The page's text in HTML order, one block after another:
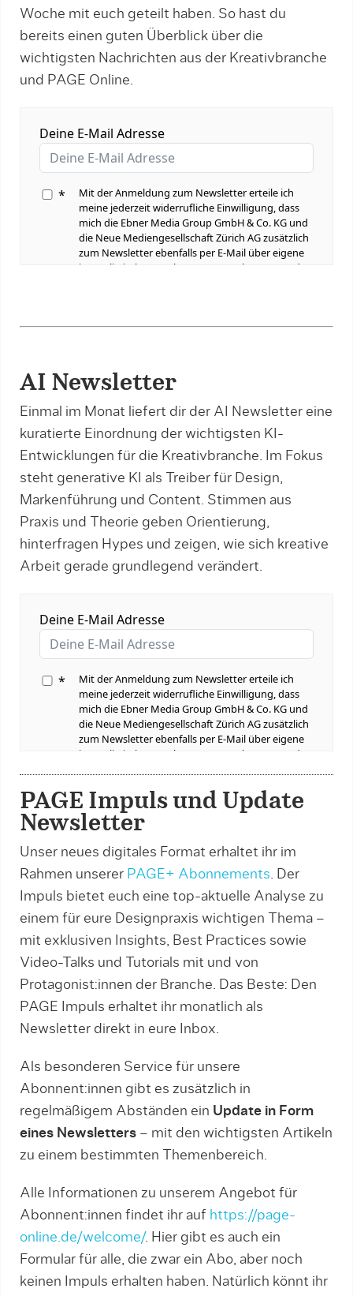
Woche mit euch geteilt haben. So hast du
bereits einen guten Überblick über die
wichtigsten Nachrichten aus der Kreativbranche
und PAGE Online.
AI Newsletter
Einmal im Monat liefert dir der AI Newsletter eine
kuratierte Einordnung der wichtigsten KI-
Entwicklungen für die Kreativbranche. Im Fokus
steht generative KI als Treiber für Design,
Markenführung und Content. Stimmen aus
Praxis und Theorie geben Orientierung,
hinterfragen Hypes und zeigen, wie sich kreative
Arbeit gerade grundlegend verändert.
PAGE Impuls und Update
Newsletter
Unser neues digitales Format erhaltet ihr im
Rahmen unserer PAGE+ Abonnements. Der
Impuls bietet euch eine top-aktuelle Analyse zu
einem für eure Designpraxis wichtigen Thema –
mit exklusiven Insights, Best Practices sowie
Video-Talks und Tutorials mit und von
Protagonist:innen der Branche. Das Beste: Den
PAGE Impuls erhaltet ihr monatlich als
Newsletter direkt in eure Inbox.
Als besonderen Service für unsere
Abonnent:innen gibt es zusätzlich in
regelmäßigem Abständen ein Update in Form
eines Newsletters – mit den wichtigsten Artikeln
zu einem bestimmten Themenbereich.
Alle Informationen zu unserem Angebot für
Abonnent:innen findet ihr auf https://page-
online.de/welcome/. Hier gibt es auch ein
Formular für alle, die zwar ein Abo, aber noch
keinen Impuls erhalten haben. Natürlich könnt ihr